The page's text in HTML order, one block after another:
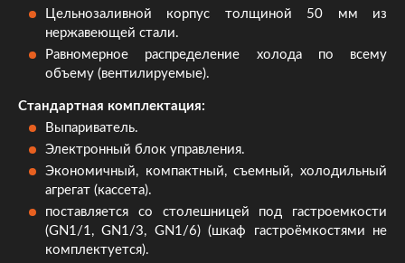
Цельнозаливной корпус толщиной 50 мм из
нержавеющей стали.
Равномерное распределение холода по всему
объему (вентилируемые).
Стандартная комплектация:
Выпариватель.
Электронный блок управления.
Экономичный, компактный, съемный, холодильный
агрегат (кассета).
поставляется со столешницей под гастроемкости
(GN1/1, GN1/3, GN1/6) (шкаф гастроёмкостями не
комплектуется).